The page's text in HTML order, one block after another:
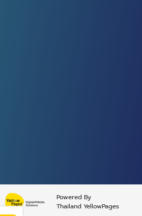
Powered By
Thailand YellowPages